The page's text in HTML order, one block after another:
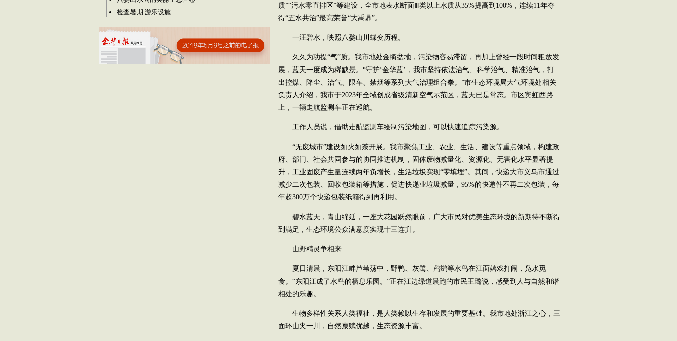
检查暑期 游乐设施
质”“污水零直排区”等建设，全市地表水断面Ⅲ类以上水质从35%提高到100%，连续11年夺
得“五水共治”最高荣誉“大禹鼎”。
一汪碧水，映照八婺山川蝶变历程。
久久为功提“气”质。我市地处金衢盆地，污染物容易滞留，再加上曾经一段时间粗放发
展，蓝天一度成为稀缺景。“守护‘金华蓝’，我市坚持依法治气、科学治气、精准治气，打
出控煤、降尘、治气、限车、禁烟等系列大气治理组合拳。”市生态环境局大气环境处相关
负责人介绍，我市于2023年全域创成省级清新空气示范区，蓝天已是常态。市区宾虹西路
上，一辆走航监测车正在巡航。
工作人员说，借助走航监测车绘制污染地图，可以快速追踪污染源。
“无废城市”建设如火如荼开展。我市聚焦工业、农业、生活、建设等重点领域，构建政
府、部门、社会共同参与的协同推进机制，固体废物减量化、资源化、无害化水平显著提
升，工业固废产生量连续两年负增长，生活垃圾实现“零填埋”。其间，快递大市义乌市通过
减少二次包装、回收包装箱等措施，促进快递业垃圾减量，95%的快递件不再二次包装，每
年超300万个快递包装纸箱得到再利用。
碧水蓝天，青山绵延，一座大花园跃然眼前，广大市民对优美生态环境的新期待不断得
到满足，生态环境公众满意度实现十三连升。
山野精灵争相来
夏日清晨，东阳江畔芦苇荡中，野鸭、灰鹭、鸬鹚等水鸟在江面嬉戏打闹，凫水觅
食。“东阳江成了水鸟的栖息乐园。”正在江边绿道晨跑的市民王璐说，感受到人与自然和谐
相处的乐趣。
生物多样性关系人类福祉，是人类赖以生存和发展的重要基础。我市地处浙江之心，三
面环山夹一川，自然禀赋优越，生态资源丰富。